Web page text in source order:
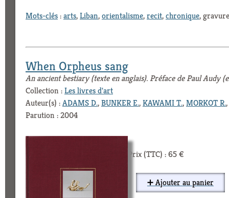
Mots-clés:arts,Liban,orientalisme,recit,chronique,
When Orpheus sang
An ancient bestiary (texte en anglais). Préface de Paul Audy
Collection :Les livres d'art
Auteur(s) :ADAMS D.,BUNKER E.,KAWAMI T.,MORKOT R.,
Parution : 2004
Prix (TTC) : 65 €
➕ Ajouter au panier